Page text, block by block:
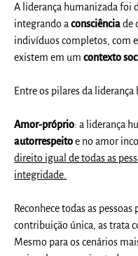
A liderança humanizada foi
integrando aconsciênciade
indivíduos completos, com
existem em umcontexto
Entre os pilares da
Amor-próprio: a liderança
autorrespeitoe no amor
direito igual de todas as
integridade.
Reconhece todas as
contribuição única, as trata
Mesmo para os cenários